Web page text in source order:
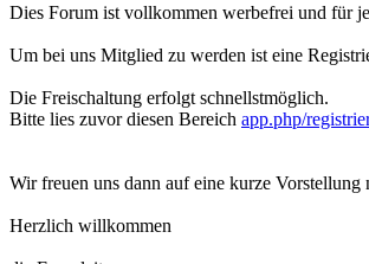
Dies Forum ist vollkommen werbefrei und für
Um bei uns Mitglied zu werden ist eine
Die Freischaltung erfolgt schnellstmöglich.
Bitte lies zuvor diesen Bereich app.php/
Wir freuen uns dann auf eine kurze
Herzlich willkommen